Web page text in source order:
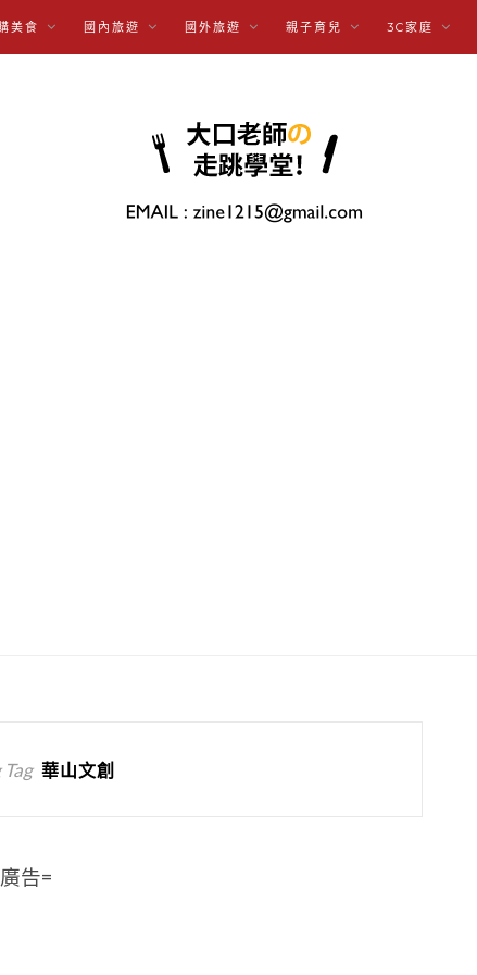
美食 國內旅遊 國外旅遊 親子育兒 3C家庭
華山文創
告=